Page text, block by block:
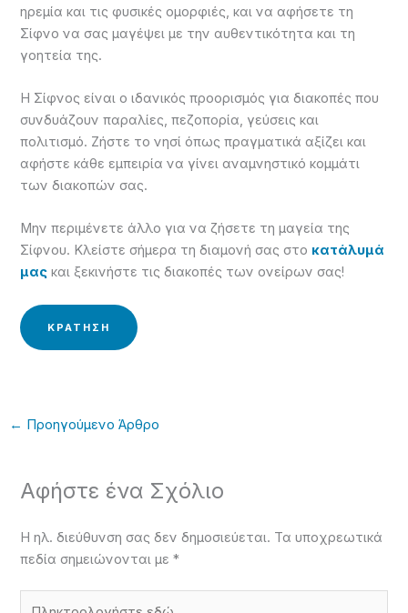
ηρεμία και τις φυσικές ομορφιές, και να αφήσετε τη
Σίφνο να σας μαγέψει με την αυθεντικότητα και τη
γοητεία της.
Η Σίφνος είναι ο ιδανικός προορισμός για διακοπές που
συνδυάζουν παραλίες, πεζοπορία, γεύσεις και
πολιτισμό. Ζήστε το νησί όπως πραγματικά αξίζει και
αφήστε κάθε εμπειρία να γίνει αναμνηστικό κομμάτι
των διακοπών σας.
Μην περιμένετε άλλο για να ζήσετε τη μαγεία της
Σίφνου. Κλείστε σήμερα τη διαμονή σας στο κατάλυμά
μας και ξεκινήστε τις διακοπές των ονείρων σας!
ΚΡΑΤΗΣΗ
← Προηγούμενο Άρθρο
Αφήστε ένα Σχόλιο
Η ηλ. διεύθυνση σας δεν δημοσιεύεται. Τα υποχρεωτικά
πεδία σημειώνονται με*